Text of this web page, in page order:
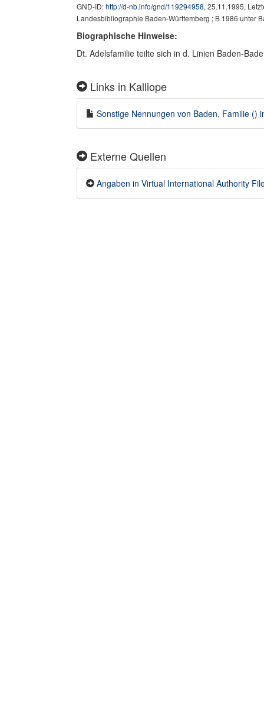
GND-ID:http://d-nb.info/gnd/119294958, 25.11.1995,
Landesbibliographie Baden-Württemberg ; B 1986 unter
Biographische Hinweise:
Dt. Adelsfamilie teilte sich in d. Linien Baden-
Links in Kalliope
Sonstige Nennungen von Baden, Familie ()
Externe Quellen
Angaben in Virtual International Authority